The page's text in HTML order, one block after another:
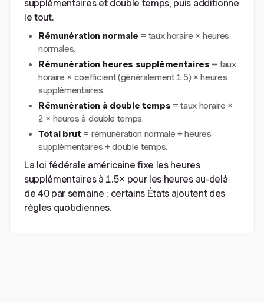
supplémentaires et double temps, puis additionne
le tout.
Rémunération normale = taux horaire × heures
normales.
Rémunération heures supplémentaires = taux
horaire × coefficient (généralement 1.5) × heures
supplémentaires.
Rémunération à double temps = taux horaire ×
2 × heures à double temps.
Total brut = rémunération normale + heures
supplémentaires + double temps.
La loi fédérale américaine fixe les heures
supplémentaires à 1.5× pour les heures au-delà
de 40 par semaine ; certains États ajoutent des
règles quotidiennes.